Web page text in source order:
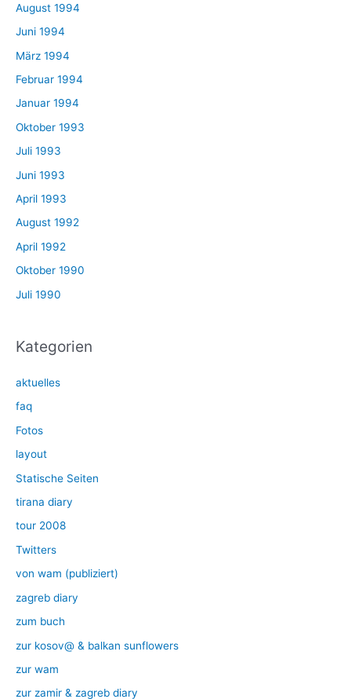
August 1994
Juni 1994
März 1994
Februar 1994
Januar 1994
Oktober 1993
Juli 1993
Juni 1993
April 1993
August 1992
April 1992
Oktober 1990
Juli 1990
Kategorien
aktuelles
faq
Fotos
layout
Statische Seiten
tirana diary
tour 2008
Twitters
von wam (publiziert)
zagreb diary
zum buch
zur kosov@ & balkan sunflowers
zur wam
zur zamir & zagreb diary